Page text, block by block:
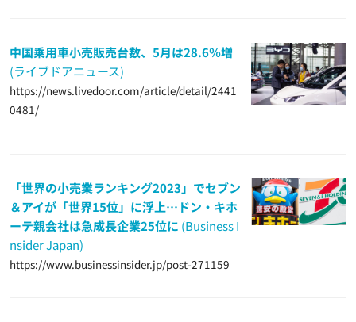
中国乗用車小売販売台数、5月は28.6％増
(ライブドアニュース)
https://news.livedoor.com/article/detail/2441
0481/
「世界の小売業ランキング2023」でセブン
＆アイが「世界15位」に浮上…ドン・キホ
ーテ親会社は急成長企業25位に (Business I
nsider Japan)
https://www.businessinsider.jp/post-271159